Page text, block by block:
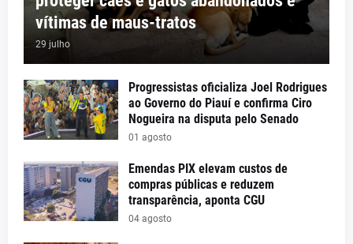
vítimas de maus-tratos
29 julho
Progressistas oficializa Joel Rodrigues
ao Governo do Piauí e confirma Ciro
Nogueira na disputa pelo Senado
01 agosto
Emendas PIX elevam custos de
compras públicas e reduzem
transparência, aponta CGU
04 agosto